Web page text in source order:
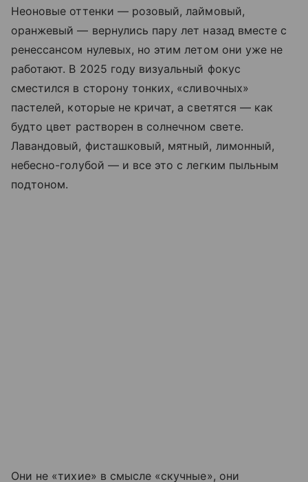
Неоновые оттенки — розовый, лаймовый,
оранжевый — вернулись пару лет назад вместе с
ренессансом нулевых, но этим летом они уже не
работают. В 2025 году визуальный фокус
сместился в сторону тонких, «сливочных»
пастелей, которые не кричат, а светятся — как
будто цвет растворен в солнечном свете.
Лавандовый, фисташковый, мятный, лимонный,
небесно-голубой — и все это с легким пыльным
подтоном.
Они не «тихие» в смысле «скучные», они